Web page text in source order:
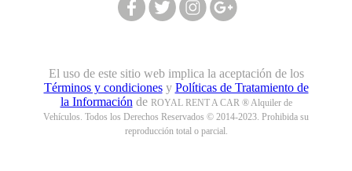
El uso de este sitio web implica la aceptación de los
Términos y condicionesy Políticas de Tratamiento de
la Informaciónde ROYAL RENT A CAR ® Alquiler de
Vehículos. Todos los Derechos Reservados © 2014-2023. Prohibida su
reproducción total o parcial.